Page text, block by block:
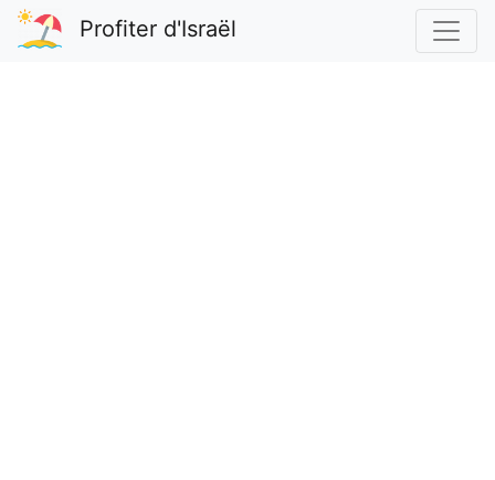
Profiter d'Israël